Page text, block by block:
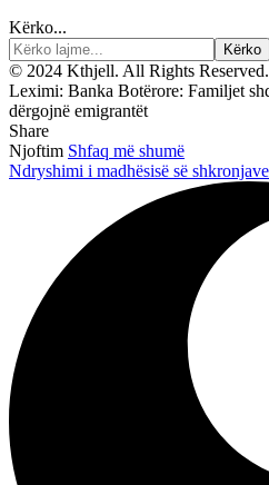
Kërko...
© 2024 Kthjell. All Rights Reserved.
Leximi: Banka Botërore: Familjet
dërgojnë emigrantët
Share
Njoftim Shfaq më shumë
Ndryshimi i madhësisë së shkronjave